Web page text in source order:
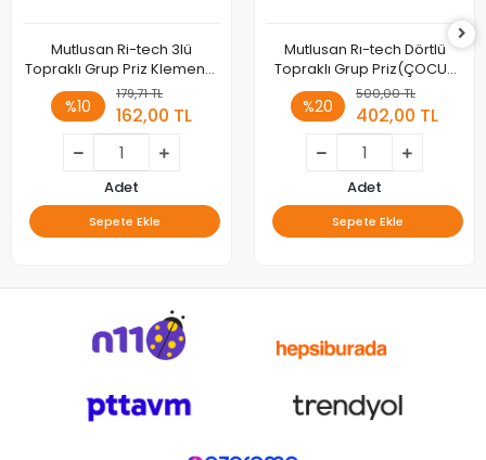
Mutlusan Ri-tech 3lü
Topraklı Grup Priz Klemensli
Çocuk Korumalı Mte0007
%10
179,71 TL
162,00 TL
Adet
Sepete Ekle
Mutlusan Rı-tech Dörtlü
Topraklı Grup Priz(ÇOCUK
KORUMALI)(3 MT)
%20
500,00 TL
402,00 TL
Adet
Sepete Ekle